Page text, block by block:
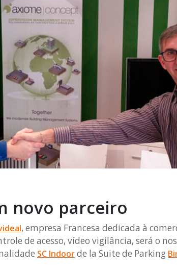
novo parceiro
, empresa Francesa dedicada à
de acesso, vídeo vigilância, será o
SC Indoorde la Suite de Parking